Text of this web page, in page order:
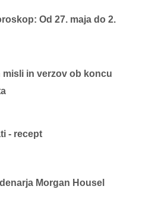
Od 27. maja do 2.
misli in verzov ob koncu
- recept
Morgan Housel